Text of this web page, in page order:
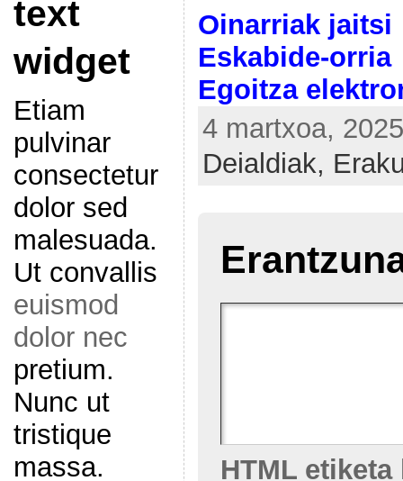
text
widget
Etiam
pulvinar
consectetur
dolor sed
malesuada.
Ut convallis
euismod
dolor nec
pretium.
Nunc ut
tristique
massa.
Oinarriak jaitsi
Eskabide-orria
Egoitza
4 martxoa,
Deialdiak,
HTML etiketa